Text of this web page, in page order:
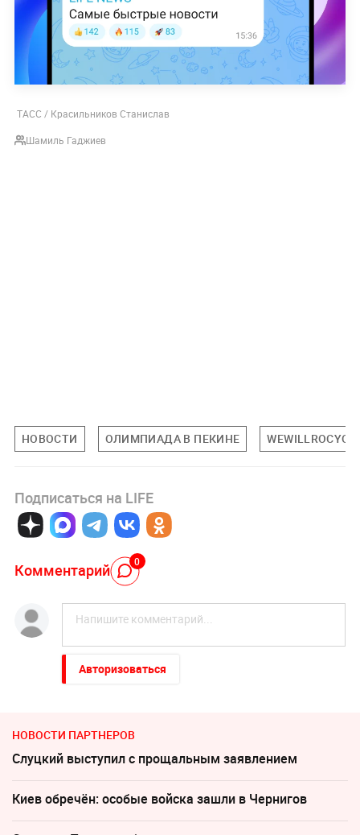
ТАСС / Красильников Станислав
Шамиль Гаджиев
НОВОСТИ ОЛИМПИАДА В ПЕКИНЕ WEWILLROCYOU
Подписаться на LIFE
Комментарий 0
Авторизоваться
НОВОСТИ ПАРТНЕРОВ
Слуцкий выступил с прощальным заявлением
Киев обречён: особые войска зашли в Чернигов